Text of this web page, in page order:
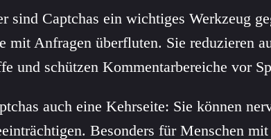
sind Captchas ein wichtiges Werkzeug
mit Anfragen überfluten. Sie reduzieren
und schützen Kommentarbereiche vor
auch eine Kehrseite: Sie können
Besonders für Menschen